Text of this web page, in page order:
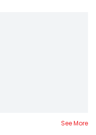
See More